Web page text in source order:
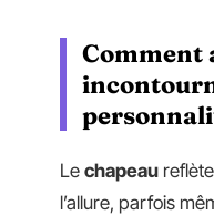
Comment
Le chapeau
l’allure, parfois